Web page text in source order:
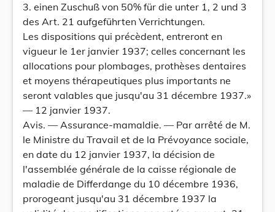
3. einen Zuschuß von 50% für die unter 1, 2 und 3
des Art. 21 aufgeführten Verrichtungen.
Les dispositions qui précèdent, entreront en
vigueur le 1er janvier 1937; celles concernant les
allocations pour plombages, prothèses dentaires
et moyens thérapeutiques plus importants ne
seront valables que jusqu'au 31 décembre 1937.»
— 12 janvier 1937.
Avis. — Assurance-mamaldie. — Par arrêté de M.
le Ministre du Travail et de la Prévoyance sociale,
en date du 12 janvier 1937, la décision de
l'assemblée générale de la caisse régionale de
maladie de Differdange du 10 décembre 1936,
prorogeant jusqu'au 31 décembre 1937 la